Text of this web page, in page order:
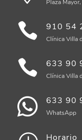
Plaza
910 54
Clínica Villa
633 90
Clínica Villa
633 90
WhatsApp
Horario